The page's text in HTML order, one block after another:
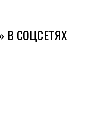
В СОЦСЕТЯХ